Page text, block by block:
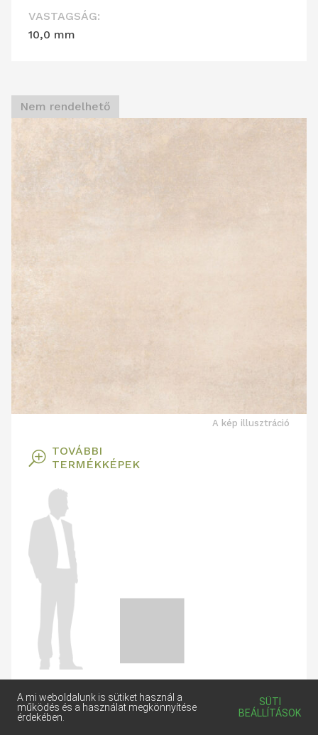
VASTAGSÁG:
10,0 mm
Nem rendelhető
A kép illusztráció
T TOVÁBBI
TERMÉKKÉPEK
FORMÁTUM:
600x600
A mi weboldalunk is sütiket használ a
működés és a használat megkönnyítése
érdekében.
SÜTI
BEÁLLÍTÁSOK